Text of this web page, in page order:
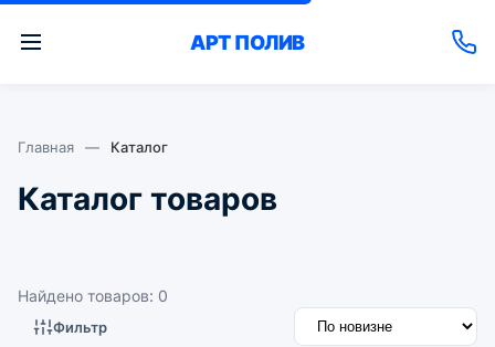
АРТ ПОЛИВ
Главная — Каталог
Каталог товаров
Найдено товаров: 0
Фильтр